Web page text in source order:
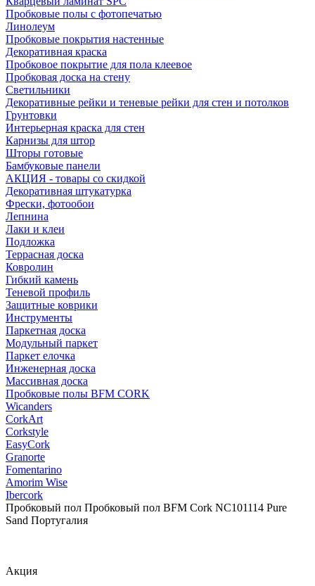
Пробковые полы с фотопечатью
Линолеум
Пробковые покрытия настенные
Декоративная краска
Пробковое покрытие для пола клеевое
Пробковая доска на стену
Светильники
Декоративные рейки и теневые рейки для стен и потолков
Грунтовки
Интерьерная краска для стен
Карнизы для штор
Шторы готовые
Бамбуковые панели
АКЦИЯ - товары со скидкой
Декоративная штукатурка
Фрески, фотообои
Лепнина
Лаки и клеи
Подложка
Террасная доска
Ковролин
Гибкий камень
Теневой профиль
Защитные коврики
Инструменты
Паркетная доска
Модульный паркет
Паркет елочка
Инженерная доска
Массивная доска
Пробковые полы BFM CORK
Wicanders
CorkArt
Corkstyle
EasyCork
Granorte
Fomentarino
Amorim Wise
Ibercork
Пробковый пол Пробковый пол BFM Cork NC101114 Pure
Sand Португалия
Акция